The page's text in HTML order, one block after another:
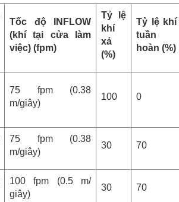
Tốc độ INFLOW
(khí tại cửa làm
việc) (fpm)
Tỷ lệ
khí
xả
(%)
Tỷ lệ khí
tuần
hoàn (%)
75 fpm (0.38
m/giây)
100 0
75 fpm (0.38
m/giây)
30 70
100 fpm (0.5 m/
giây)
30 70